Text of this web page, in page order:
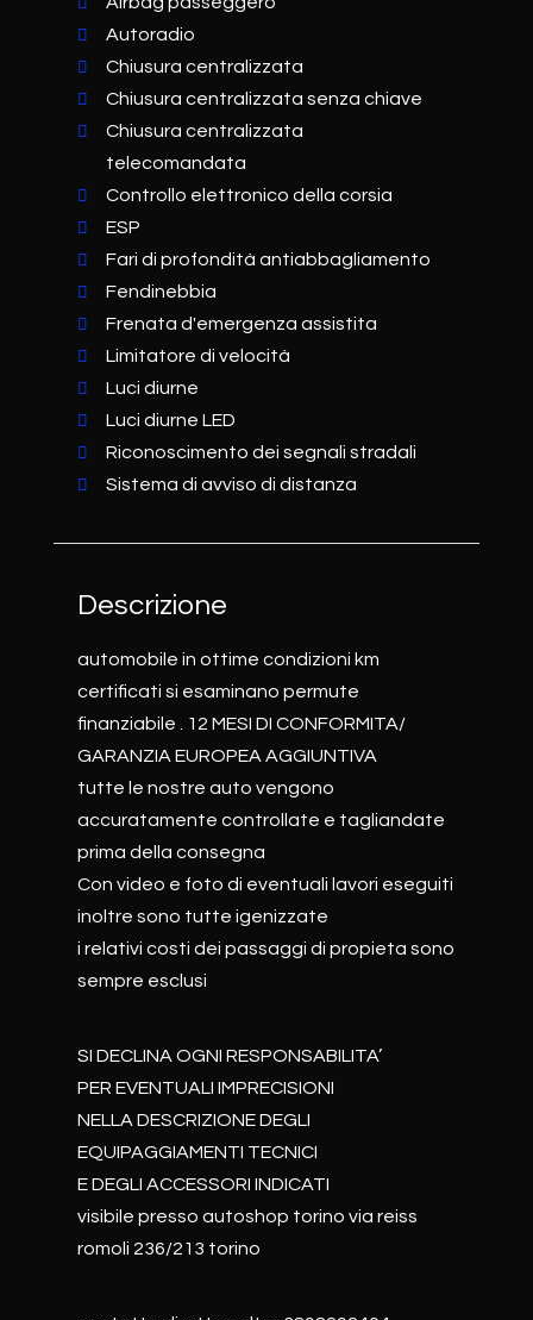
Autoradio
Chiusura centralizzata
Chiusura centralizzata senza chiave
Chiusura centralizzata
telecomandata
Controllo elettronico della corsia
ESP
Fari di profondità antiabbagliamento
Fendinebbia
Frenata d'emergenza assistita
Limitatore di velocità
Luci diurne
Luci diurne LED
Riconoscimento dei segnali stradali
Sistema di avviso di distanza
Descrizione
automobile in ottime condizioni km
certificati si esaminano permute
finanziabile . 12 MESI DI CONFORMITA/
GARANZIA EUROPEA AGGIUNTIVA
tutte le nostre auto vengono
accuratamente controllate e tagliandate
prima della consegna
Con video e foto di eventuali lavori eseguiti
inoltre sono tutte igenizzate
i relativi costi dei passaggi di propieta sono
sempre esclusi
SI DECLINA OGNI RESPONSABILITA’
PER EVENTUALI IMPRECISIONI
NELLA DESCRIZIONE DEGLI
EQUIPAGGIAMENTI TECNICI
E DEGLI ACCESSORI INDICATI
visibile presso autoshop torino via reiss
romoli 236/213 torino